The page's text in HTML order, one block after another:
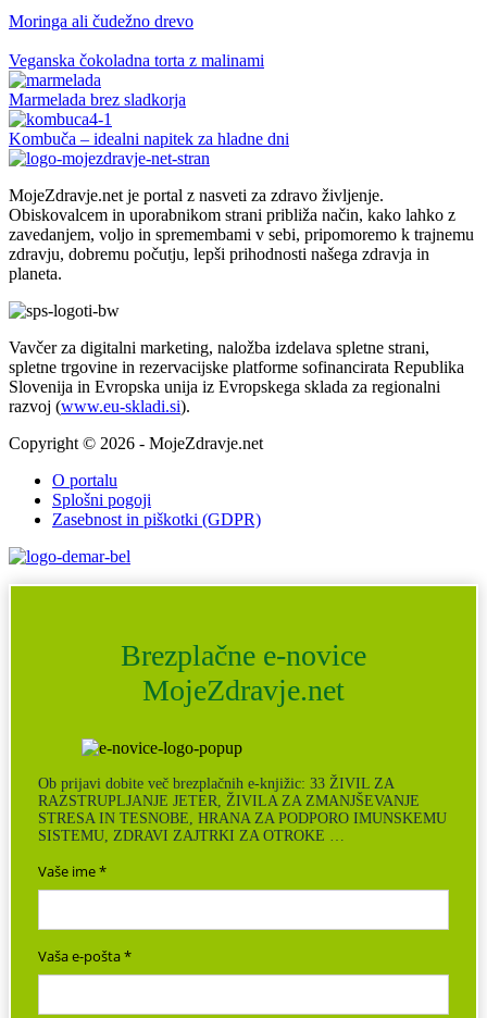
delu
ali
“lunchbox”
v
kozarcu
Moringa ali čudežno drevo
Veganska čokoladna torta z malinami
Marmelada brez sladkorja
Kombuča – idealni napitek za hladne dni
MojeZdravje.net je portal z nasveti za zdravo življenje.
Obiskovalcem in uporabnikom strani približa način, kako lahko z
zavedanjem, voljo in spremembami v sebi, pripomoremo k trajnemu
zdravju, dobremu počutju, lepši prihodnosti našega zdravja in
planeta.
Vavčer za digitalni marketing, naložba izdelava spletne strani,
spletne trgovine in rezervacijske platforme sofinancirata Republika
Slovenija in Evropska unija iz Evropskega sklada za regionalni
razvoj (www.eu-skladi.si).
Copyright © 2026 - MojeZdravje.net
O portalu
Splošni pogoji
Zasebnost in piškotki (GDPR)
Brezplačne e-novice
MojeZdravje.net
Ob prijavi dobite več brezplačnih e-knjižic: 33 ŽIVIL ZA
RAZSTRUPLJANJE JETER, ŽIVILA ZA ZMANJŠEVANJE
STRESA IN TESNOBE, HRANA ZA PODPORO IMUNSKEMU
SISTEMU, ZDRAVI ZAJTRKI ZA OTROKE …
Vaše ime
Vaša e-pošta